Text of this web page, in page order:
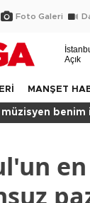
Foto Galeri
Açık
MANŞET
zeka
en